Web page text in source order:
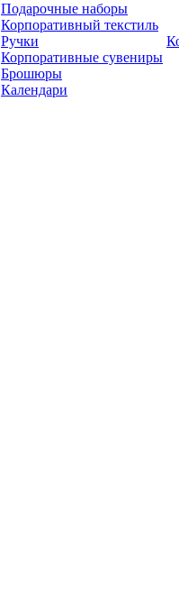
Подарочные наборы
Корпоративный текстиль
Ручки
Корпоративные сувениры
Брошюры
Календари